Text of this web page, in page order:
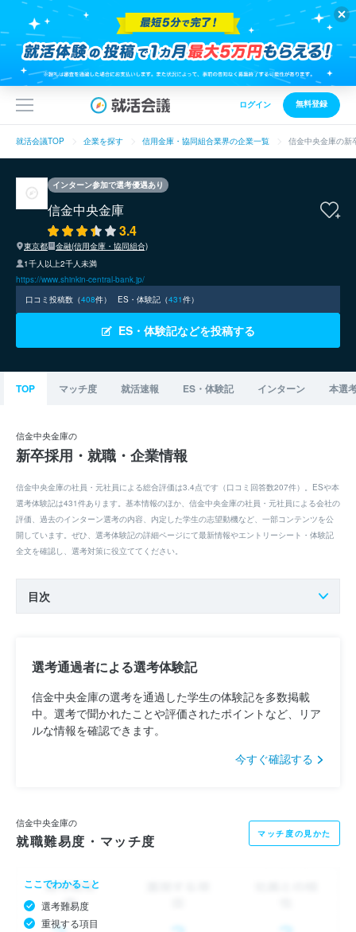
ログイン 無料登録
就活会議TOP 企業を探す 信用金庫・協同組合業界の企業一覧 信金中央金庫の新
インターン参加で選考優遇あり
信金中央金庫
3.4
東京都
金融(信用金庫・協同組合)
1千人以上2千人未満
https://www.shinkin-central-bank.jp/
口コミ投稿数（408件） ES・体験記（431件）
ES・体験記などを投稿する
TOP マッチ度 就活速報 ES・体験記 インターン 本選
信金中央金庫の
新卒採用・就職・企業情報
信金中央金庫の社員・元社員による総合評価は3.4点です（口コミ回答数207件）。ESや本
選考体験記は431件あります。基本情報のほか、信金中央金庫の社員・元社員による会社の
評価、過去のインターン選考の内容、内定した学生の志望動機など、一部コンテンツを公
開しています。ぜひ、選考体験記の詳細ページにて最新情報やエントリーシート・体験記
全文を確認し、選考対策に役立ててください。
目次
選考通過者による選考体験記
信金中央金庫の選考を通過した学生の体験記を多数掲載
中。選考で聞かれたことや評価されたポイントなど、リア
ルな情報を確認できます。
今すぐ確認する
信金中央金庫の
就職難易度・マッチ度 マッチ度の見かた
ここでわかること
選考難易度
重視する項目